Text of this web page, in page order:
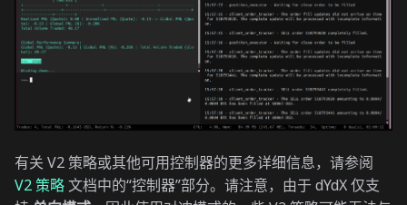
有关 V2 策略或其他可用控制器的更多详细信息，请参阅
V2 策略文档中的“控制器”部分。请注意，由于 dYdX 仅支